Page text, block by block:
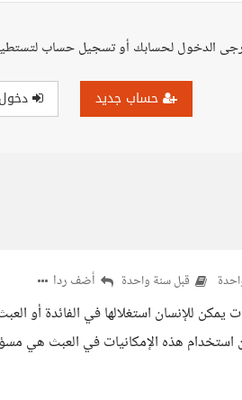
الدخول لحسابك أو تسجيل حساب
حساب جديد دخول
قبل سنة واحدة أضف ردا
للإنسان استغلالها في الفائدة أو
استخدام هذه الإمكانيات في العبث هي